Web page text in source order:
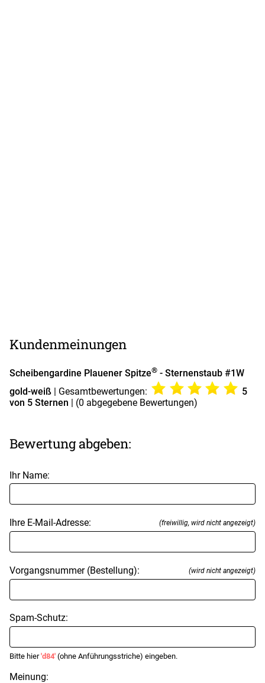
Kundenmeinungen
Scheibengardine Plauener Spitze® - Sternenstaub #1W
gold-weiß | Gesamtbewertungen:
5
von 5 Sternen
| (0 abgegebene Bewertungen)
Bewertung abgeben:
Ihr Name:
Ihre E-Mail-Adresse: (freiwillig, wird nicht angezeigt)
Vorgangsnummer (Bestellung): (wird nicht angezeigt)
Spam-Schutz:
Bitte hier'd84' (ohne Anführungsstriche) eingeben.
Meinung: